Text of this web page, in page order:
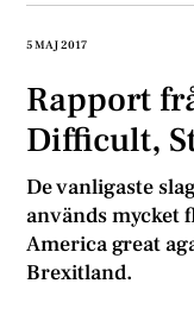
5 MAJ 2017
Rapport
Difficult,
De vanligaste
används mycket
America great
Brexitland.